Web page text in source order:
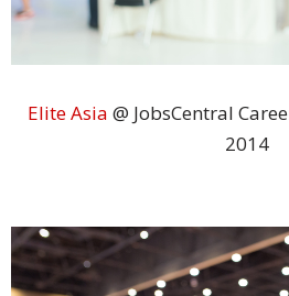
Elite Asia @ JobsCentral
2014
Syarat &
Layanan
Karier